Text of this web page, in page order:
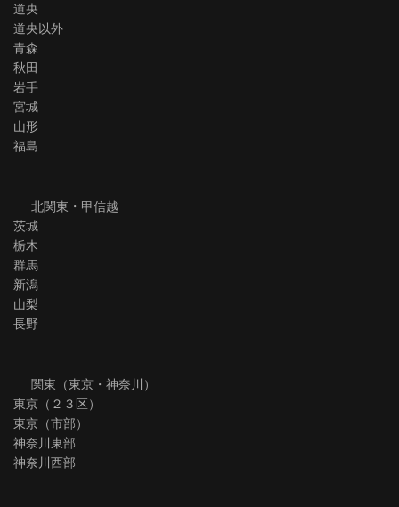
道央
道央以外
青森
秋田
岩手
宮城
山形
福島
北関東・甲信越
茨城
栃木
群馬
新潟
山梨
長野
関東（東京・神奈川）
東京（２３区）
東京（市部）
神奈川東部
神奈川西部